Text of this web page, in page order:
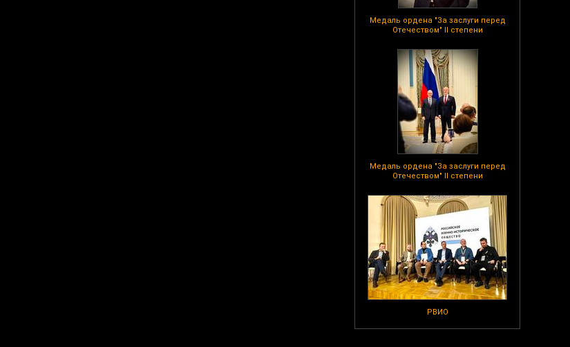
Медаль ордена "За заслуги перед
Отечеством" II степени
Медаль ордена "За заслуги перед
Отечеством" II степени
РВИО